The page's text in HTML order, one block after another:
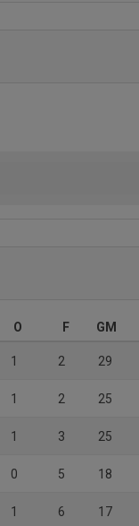
O F GM
1 2 29
1 2 25
1 3 25
0 5 18
1 6 17